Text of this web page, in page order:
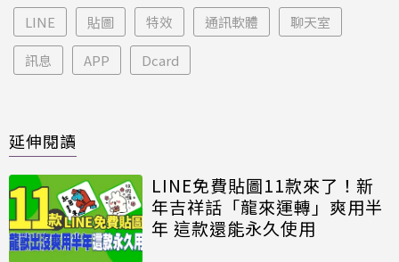
LINE 貼圖 特效 通訊軟體 聊天室
訊息 APP Dcard
延伸閱讀
LINE免費貼圖11款來了！新
年吉祥話「龍來運轉」爽用半
年 這款還能永久使用